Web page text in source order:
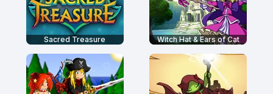
Sacred Treasure Witch Hat & Ears of Cat